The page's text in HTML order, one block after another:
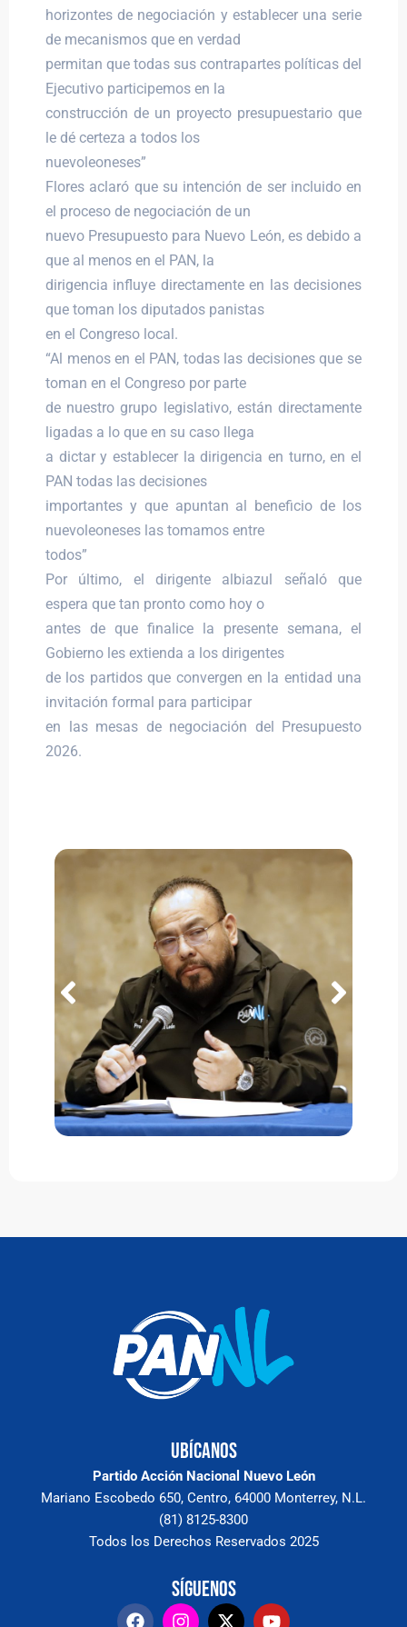
horizontes de negociación y establecer una serie
de mecanismos que en verdad
permitan que todas sus contrapartes políticas del
Ejecutivo participemos en la
construcción de un proyecto presupuestario que
le dé certeza a todos los
nuevoleoneses”
Flores aclaró que su intención de ser incluido en
el proceso de negociación de un
nuevo Presupuesto para Nuevo León, es debido a
que al menos en el PAN, la
dirigencia influye directamente en las decisiones
que toman los diputados panistas
en el Congreso local.
“Al menos en el PAN, todas las decisiones que se
toman en el Congreso por parte
de nuestro grupo legislativo, están directamente
ligadas a lo que en su caso llega
a dictar y establecer la dirigencia en turno, en el
PAN todas las decisiones
importantes y que apuntan al beneficio de los
nuevoleoneses las tomamos entre
todos”
Por último, el dirigente albiazul señaló que
espera que tan pronto como hoy o
antes de que finalice la presente semana, el
Gobierno les extienda a los dirigentes
de los partidos que convergen en la entidad una
invitación formal para participar
en las mesas de negociación del Presupuesto
2026.
Ubícanos
Partido Acción Nacional Nuevo León
Mariano Escobedo 650, Centro, 64000 Monterrey, N.L.
(81) 8125-8300
Todos los Derechos Reservados 2025
Síguenos
F
I
X
Y